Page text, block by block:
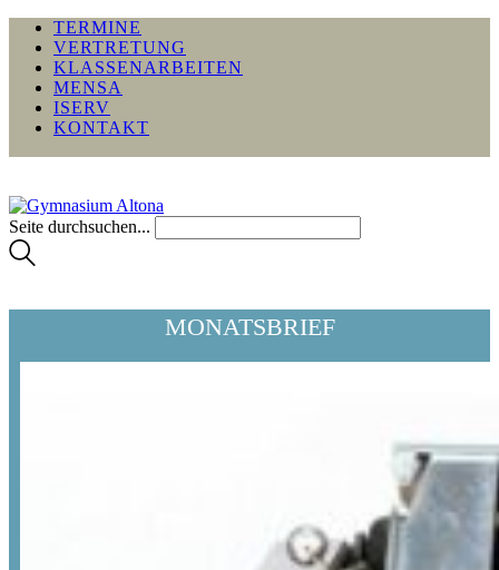
TERMINE
VERTRETUNG
KLASSENARBEITEN
MENSA
ISERV
KONTAKT
Seite durchsuchen...
MONATSBRIEF